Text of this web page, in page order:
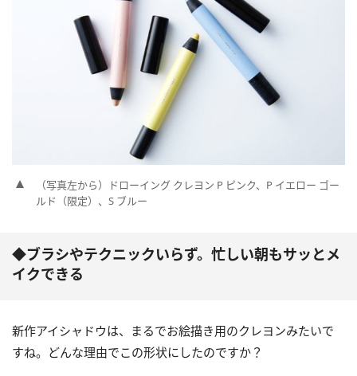
（写真左から）ドローイング クレヨン P ピンク、P イエロー ゴー
ルド（限定）、S ブルー
◆ブラシやテクニックいらず。忙しい朝もサッとメ
イクできる
新作アイシャドウは、まるでお絵描き用のクレヨンみたいで
すね。どんな理由でこの形状にしたのですか？